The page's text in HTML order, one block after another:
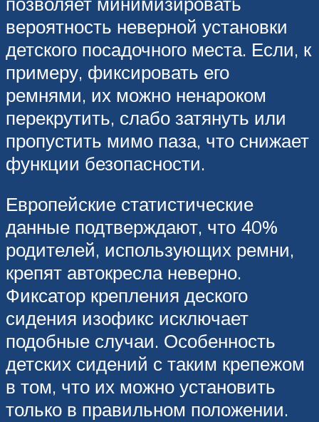
вероятность неверной установки
детского посадочного места. Если, к
примеру, фиксировать его
ремнями, их можно ненароком
перекрутить, слабо затянуть или
пропустить мимо паза, что снижает
функции безопасности.
Европейские статистические
данные подтверждают, что 40%
родителей, использующих ремни,
крепят автокресла неверно.
Фиксатор крепления деского
сидения изофикс исключает
подобные случаи. Особенность
детских сидений с таким крепежом
в том, что их можно установить
только в правильном положении.